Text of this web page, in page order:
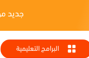
جديد
البرامج التعليمية